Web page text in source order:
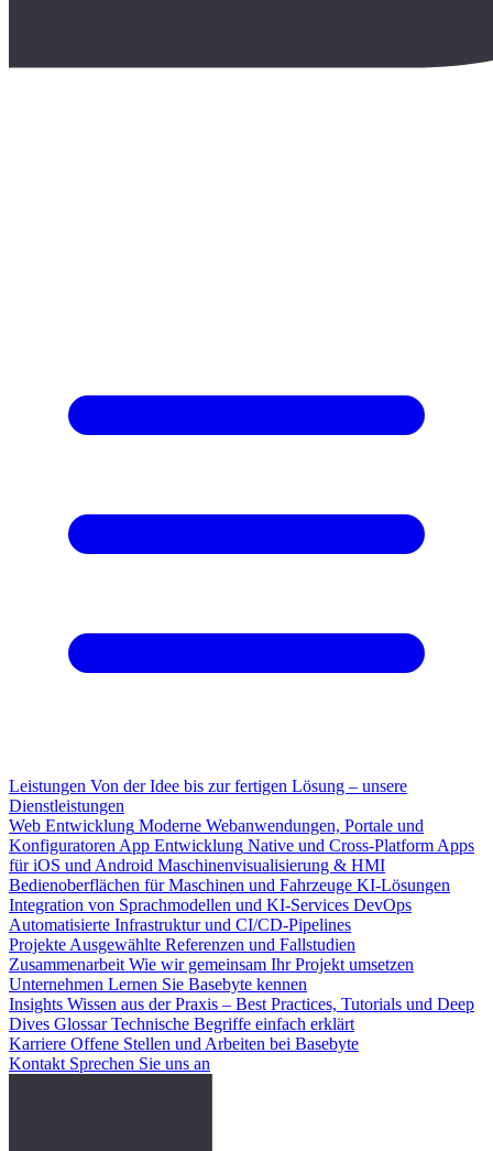
Leistungen Von der Idee bis zur fertigen Lösung – unsere
Dienstleistungen
Web Entwicklung Moderne Webanwendungen, Portale und
Konfiguratoren App Entwicklung Native und Cross-Platform Apps
für iOS und Android Maschinenvisualisierung & HMI
Bedienoberflächen für Maschinen und Fahrzeuge KI-Lösungen
Integration von Sprachmodellen und KI-Services DevOps
Automatisierte Infrastruktur und CI/CD-Pipelines
Projekte Ausgewählte Referenzen und Fallstudien
Zusammenarbeit Wie wir gemeinsam Ihr Projekt umsetzen
Unternehmen Lernen Sie Basebyte kennen
Insights Wissen aus der Praxis – Best Practices, Tutorials und Deep
Dives Glossar Technische Begriffe einfach erklärt
Karriere Offene Stellen und Arbeiten bei Basebyte
Kontakt Sprechen Sie uns an